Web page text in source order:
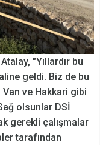
"Yıllardır bu
geldi. Biz de bu
ve Hakkari gibi
olsunlar DSİ
gerekli çalışmalar
tarafından